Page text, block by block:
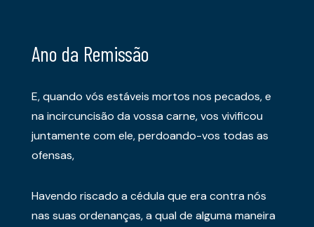
Ano da Remissão
E, quando vós estáveis mortos nos pecados, e
na incircuncisão da vossa carne, vos vivificou
juntamente com ele, perdoando-vos todas as
ofensas,
Havendo riscado a cédula que era contra nós
nas suas ordenanças, a qual de alguma maneira